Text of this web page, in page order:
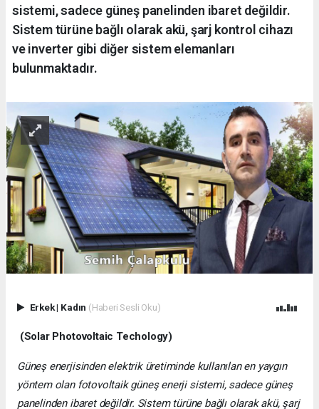
sistemi, sadece güneş panelinden ibaret değildir.
Sistem türüne bağlı olarak akü, şarj kontrol cihazı
ve inverter gibi diğer sistem elemanları
bulunmaktadır.
Erkek| Kadın (Haberi Sesli Oku)
(Solar Photovoltaic Techology)
Güneş enerjisinden elektrik üretiminde kullanılan en yaygın
yöntem olan fotovoltaik güneş enerji sistemi, sadece güneş
panelinden ibaret değildir. Sistem türüne bağlı olarak akü, şarj